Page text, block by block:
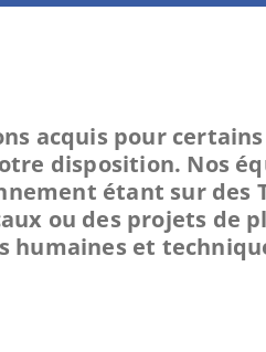
acquis pour
disposition. Nos
étant sur des
ou des projets de
humaines et